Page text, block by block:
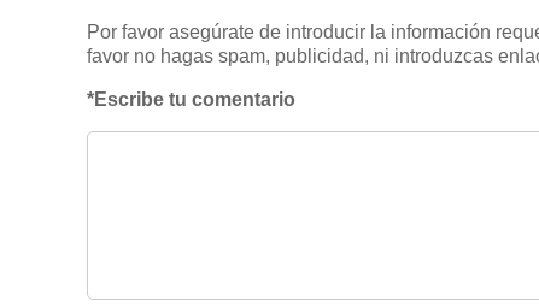
Por favor asegúrate de introducir la información
favor no hagas spam, publicidad, ni introduzcas
*Escribe tu comentario